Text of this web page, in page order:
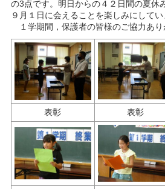
の3点です。明日からの４２日間の夏休
９月１日に会えることを楽しみにして
１学期間，保護者の皆様のご協力あり
表彰 表彰